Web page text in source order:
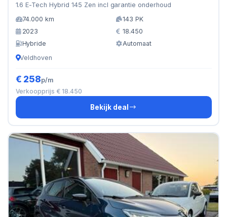
1.6 E-Tech Hybrid 145 Zen incl garantie onderhoud
74.000 km
143 PK
2023
18.450
Hybride
Automaat
Veldhoven
€ 258p/m
Verkoopprijs € 18.450
Bekijk deal